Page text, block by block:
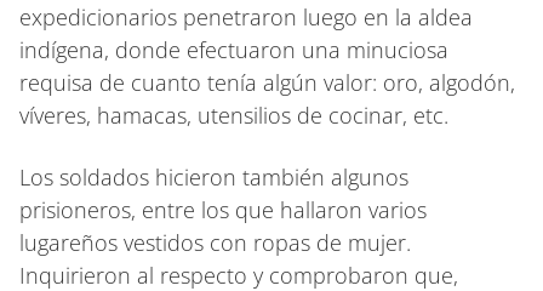
expedicionarios penetraron luego en la aldea
indígena, donde efectuaron una minuciosa
requisa de cuanto tenía algún valor: oro, algodón,
víveres, hamacas, utensilios de cocinar, etc.
Los soldados hicieron también algunos
prisioneros, entre los que hallaron varios
lugareños vestidos con ropas de mujer.
Inquirieron al respecto y comprobaron que,